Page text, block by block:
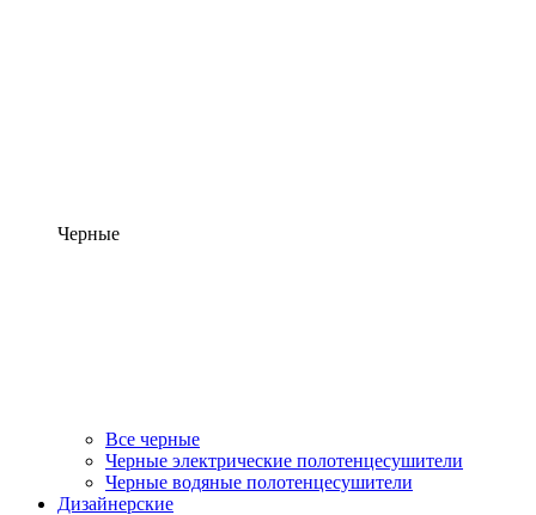
Черные
Все черные
Черные электрические полотенцесушители
Черные водяные полотенцесушители
Дизайнерские